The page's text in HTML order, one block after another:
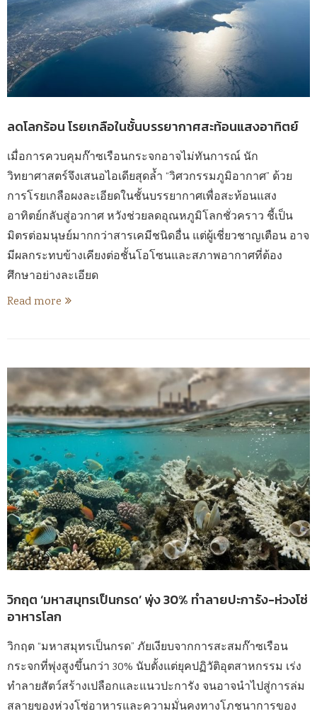
ลดโลกร้อน โรยเกลือในชั้นบรรยากาศสะท้อนแสงอาทิตย์
เมื่อการควบคุมก๊าซเรือนกระจกอาจไม่ทันการณ์ นัก
วิทยาศาสตร์จึงเสนอไอเดียสุดล้ำ “วิศวกรรมภูมิอากาศ” ด้วย
การโรยเกลือผงละเอียดในชั้นบรรยากาศเพื่อสะท้อนแสง
อาทิตย์กลับสู่อวกาศ หวังช่วยลดอุณหภูมิโลกชั่วคราว ชี้เป็น
มิตรต่อมนุษย์มากกว่าสารเคมีชนิดอื่น แต่ผู้เชี่ยวชาญเตือน อาจ
มีผลกระทบข้างเคียงต่อชั้นโอโซนและสภาพอากาศที่ต้อง
ศึกษาอย่างละเอียด
Read more
วิกฤต ‘มหาสมุทรเป็นกรด’ พุ่ง 30% ทำลายปะการัง-ห่วงโซ่
อาหารโลก
วิกฤต “มหาสมุทรเป็นกรด” ภัยเงียบจากการสะสมก๊าซเรือน
กระจกที่พุ่งสูงขึ้นกว่า 30% นับตั้งแต่ยุคปฏิวัติอุตสาหกรรม เร่ง
ทำลายสัตว์สร้างเปลือกและแนวปะการัง จนอาจนำไปสู่การล่ม
สลายของห่วงโซ่อาหารและความมั่นคงทางโภชนาการของ